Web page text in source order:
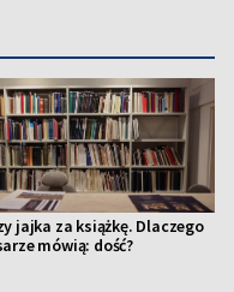
jajka za książkę. Dlaczego
mówią: dość?